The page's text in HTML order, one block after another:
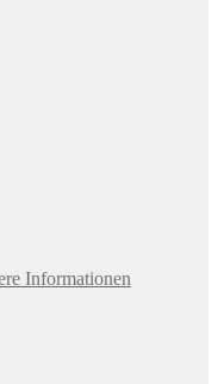
Informationen